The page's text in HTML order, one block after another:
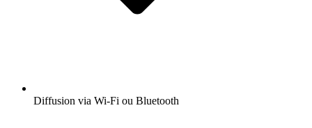
Diffusion via Wi-Fi ou Bluetooth